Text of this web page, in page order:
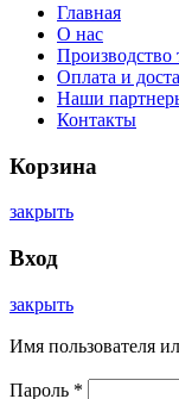
Главная
О нас
Производство
Оплата и
Наши
Контакты
Корзина
закрыть
Вход
закрыть
Имя пользователя
Пароль *